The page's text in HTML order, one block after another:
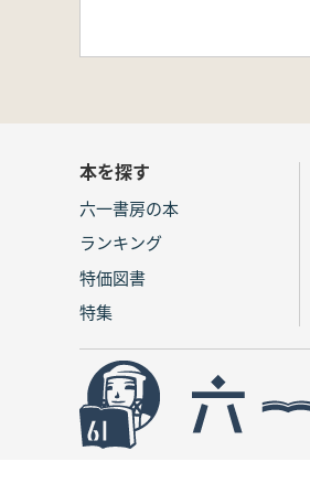
本を探す
六一書房の本
ランキング
特価図書
特集